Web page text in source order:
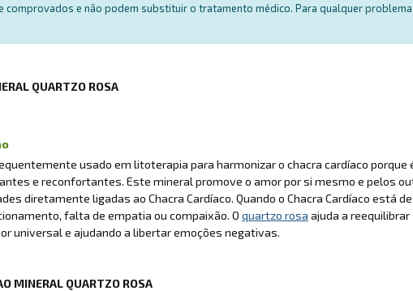
comprovados e não podem substituir o tratamento médico. Para qualquer
QUARTZO ROSA
usado em litoterapia para harmonizar o chacra cardíaco porque
e reconfortantes. Este mineral promove o amor por si mesmo e pelos
diretamente ligadas ao Chacra Cardíaco. Quando o Chacra Cardíaco está
falta de empatia ou compaixão. O quartzo rosa ajuda a
universal e ajudando a libertar emoções negativas.
MINERAL QUARTZO ROSA